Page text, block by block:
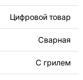
изображение,
дизайн изделия.
изделия из
Цифровой товар
Сварная
С грилем